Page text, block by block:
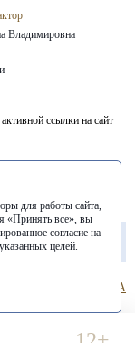
Владимировна
ссылки на сайт
прессе) возможна
Балаковская
епархия
для работы сайта,
«Принять все», вы
согласие на
целей.